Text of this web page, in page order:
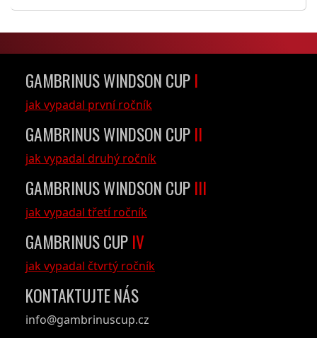
GAMBRINUS WINDSON CUP I
jak vypadal první ročník
GAMBRINUS WINDSON CUP II
jak vypadal druhý ročník
GAMBRINUS WINDSON CUP III
jak vypadal třetí ročník
GAMBRINUS CUP IV
jak vypadal čtvrtý ročník
KONTAKTUJTE NÁS
info@gambrinuscup.cz